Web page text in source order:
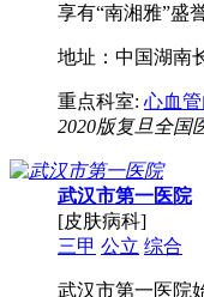
享有“南湘雅”盛
地址：中国湖南
重点科室: 心血
2020版复旦全国
武汉市第一医院
[皮肤病科]
三甲 公立 综合
武汉市第一医院